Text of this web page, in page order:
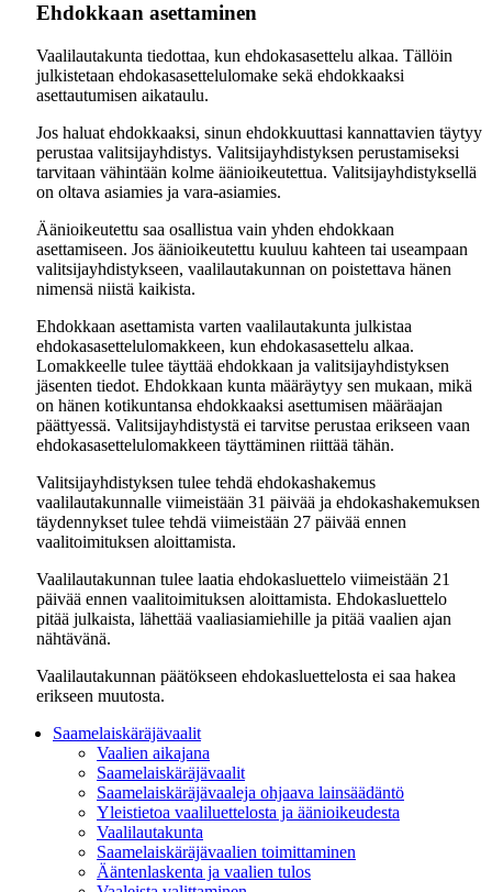
Ehdokkaan asettaminen
Vaalilautakunta tiedottaa, kun ehdokasasettelu alkaa. Tällöin
julkistetaan ehdokasasettelulomake sekä ehdokkaaksi
asettautumisen aikataulu.
Jos haluat ehdokkaaksi, sinun ehdokkuuttasi kannattavien täytyy
perustaa valitsijayhdistys. Valitsijayhdistyksen perustamiseksi
tarvitaan vähintään kolme äänioikeutettua. Valitsijayhdistyksellä
on oltava asiamies ja vara-asiamies.
Äänioikeutettu saa osallistua vain yhden ehdokkaan
asettamiseen. Jos äänioikeutettu kuuluu kahteen tai useampaan
valitsijayhdistykseen, vaalilautakunnan on poistettava hänen
nimensä niistä kaikista.
Ehdokkaan asettamista varten vaalilautakunta julkistaa
ehdokasasettelulomakkeen, kun ehdokasasettelu alkaa.
Lomakkeelle tulee täyttää ehdokkaan ja valitsijayhdistyksen
jäsenten tiedot. Ehdokkaan kunta määräytyy sen mukaan, mikä
on hänen kotikuntansa ehdokkaaksi asettumisen määräajan
päättyessä. Valitsijayhdistystä ei tarvitse perustaa erikseen vaan
ehdokasasettelulomakkeen täyttäminen riittää tähän.
Valitsijayhdistyksen tulee tehdä ehdokashakemus
vaalilautakunnalle viimeistään 31 päivää ja ehdokashakemuksen
täydennykset tulee tehdä viimeistään 27 päivää ennen
vaalitoimituksen aloittamista.
Vaalilautakunnan tulee laatia ehdokasluettelo viimeistään 21
päivää ennen vaalitoimituksen aloittamista. Ehdokasluettelo
pitää julkaista, lähettää vaaliasiamiehille ja pitää vaalien ajan
nähtävänä.
Vaalilautakunnan päätökseen ehdokasluettelosta ei saa hakea
erikseen muutosta.
Saamelaiskäräjävaalit
Vaalien aikajana
Saamelaiskäräjävaalit
Saamelaiskäräjävaaleja ohjaava lainsäädäntö
Yleistietoa vaaliluettelosta ja äänioikeudesta
Vaalilautakunta
Saamelaiskäräjävaalien toimittaminen
Ääntenlaskenta ja vaalien tulos